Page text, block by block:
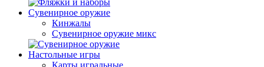
Сувенирное оружие
Кинжалы
Сувенирное оружие микс
Настольные игры
Карты игральные